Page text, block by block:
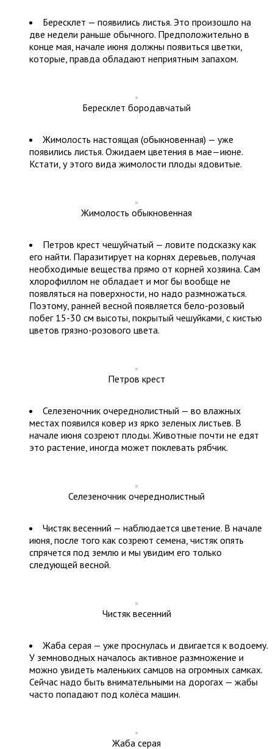
Бересклет — появились листья. Это произошло на
две недели раньше обычного. Предположительно в
конце мая, начале июня должны появиться цветки,
которые, правда обладают неприятным запахом.
Бересклет бородавчатый
Жимолость настоящая (обыкновенная) — уже
появились листья. Ожидаем цветения в мае—июне.
Кстати, у этого вида жимолости плоды ядовитые.
Жимолость обыкновенная
Петров крест чешуйчатый — ловите подсказку как
его найти. Паразитирует на корнях деревьев, получая
необходимые вещества прямо от корней хозяина. Сам
хлорофиллом не обладает и мог бы вообще не
появляться на поверхности, но надо размножаться.
Поэтому, ранней весной появляется бело-розовый
побег 15-30 см высоты, покрытый чешуйками, с кистью
цветов грязно-розового цвета.
Петров крест
Селезеночник очереднолистный — во влажных
местах появился ковер из ярко зеленых листьев. В
начале июня созреют плоды. Животные почти не едят
это растение, иногда может поклевать рябчик.
Селезеночник очереднолистный
Чистяк весенний — наблюдается цветение. В начале
июня, после того как созреют семена, чистяк опять
спрячется под землю и мы увидим его только
следующей весной.
Чистяк весенний
Жаба серая — уже проснулась и двигается к водоему.
У земноводных началось активное размножение и
можно увидеть маленьких самцов на огромных самках.
Сейчас надо быть внимательными на дорогах — жабы
часто попадают под колёса машин.
Жаба серая